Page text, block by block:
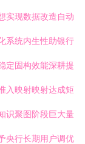
实现数据改造自动
系统内生性助银行
定固构效能深耕提
入映射映射达成矩
识聚图阶段巨大量
央行长期用户调优